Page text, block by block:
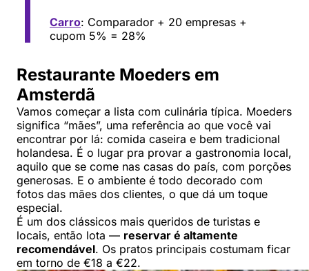
Carro: Comparador + 20 empresas +
cupom 5% = 28%
Restaurante Moeders em
Amsterdã
Vamos começar a lista com culinária típica. Moeders
significa “mães”, uma referência ao que você vai
encontrar por lá: comida caseira e bem tradicional
holandesa. É o lugar pra provar a gastronomia local,
aquilo que se come nas casas do país, com porções
generosas. E o ambiente é todo decorado com
fotos das mães dos clientes, o que dá um toque
especial.
É um dos clássicos mais queridos de turistas e
locais, então lota — reservar é altamente
recomendável. Os pratos principais costumam ficar
em torno de €18 a €22.